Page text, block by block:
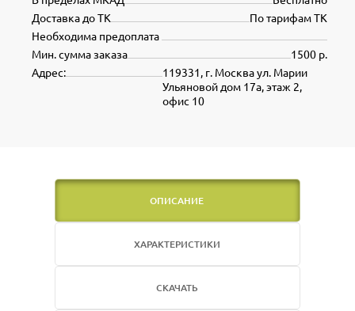
По тарифам ТК
Доставка до ТК
Необходима предоплата
1500 р.
Мин. сумма заказа
119331, г. Москва ул. Марии
Ульяновой дом 17а, этаж 2,
офис 10
Адрес:
ОПИСАНИЕ
ХАРАКТЕРИСТИКИ
СКАЧАТЬ